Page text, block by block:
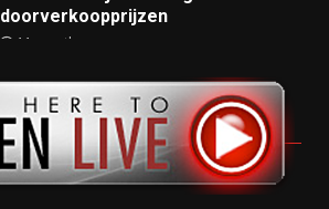
doorverkoopprijzen
11 months ago